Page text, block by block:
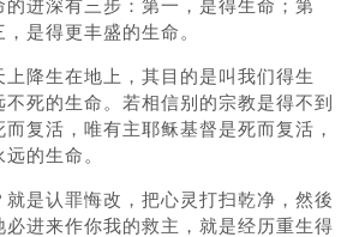
进深有三步：第一，是得生命；第
是得更丰盛的生命。
降生在地上，其目的是叫我们得生
死的生命。若相信别的宗教是得不到
复活，唯有主耶稣基督是死而复活，
的生命。
是认罪悔改，把心灵打扫乾净，然後
进来作你我的救主，就是经历重生得